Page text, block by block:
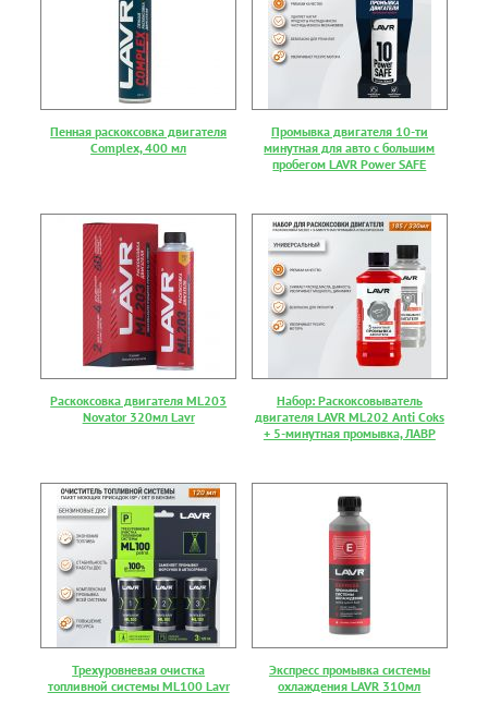
Пенная раскоксовка двигателя
Complex, 400 мл
Промывка двигателя 10-ти
минутная для авто с большим
пробегом LAVR Power SAFE
Раскоксовка двигателя ML203
Novator 320мл Lavr
Набор: Раскоксовыватель
двигателя LAVR ML202 Anti Coks
+ 5-минутная промывка, ЛАВР
Трехуровневая очистка
топливной системы ML100 Lavr
Экспресс промывка системы
охлаждения LAVR 310мл